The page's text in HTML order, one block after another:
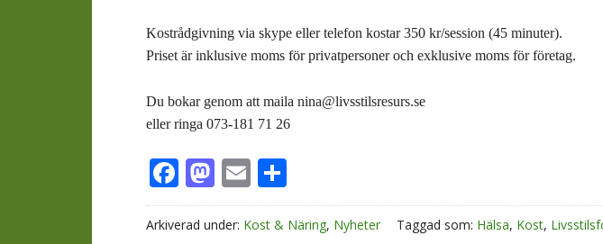
Kostrådgivning via skype eller telefon kostar 350 kr/session (45 minuter).
Priset är inklusive moms för privatpersoner och exklusive moms för företag.
Du bokar genom att maila nina@livsstilsresurs.se
ellerringa 073-181 71 26
Facebook
Mastodon
Email
Arkiverad under: Kost & Näring, Nyheter Taggad som: Hälsa, Kost,